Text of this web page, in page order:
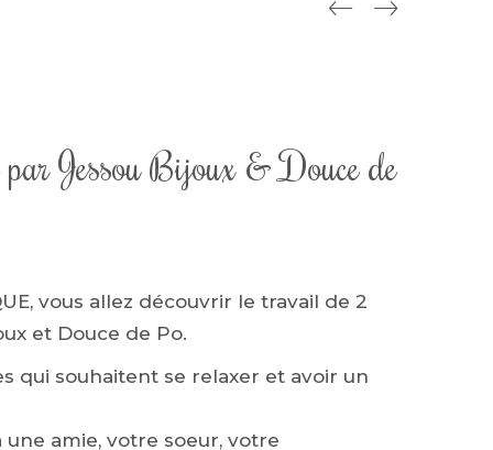
Jessou Bijoux & Douce de
vous allez découvrir le travail de 2
et Douce de Po.
qui souhaitent se relaxer et avoir un
une amie, votre soeur, votre